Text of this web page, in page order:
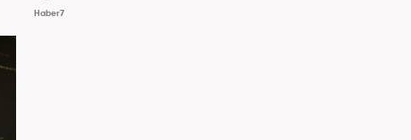
Haber7